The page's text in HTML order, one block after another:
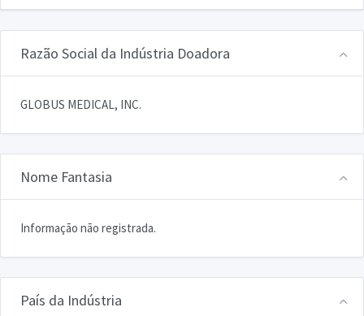
Razão Social da Indústria Doadora
GLOBUS MEDICAL, INC.
Nome Fantasia
Informação não registrada.
País da Indústria